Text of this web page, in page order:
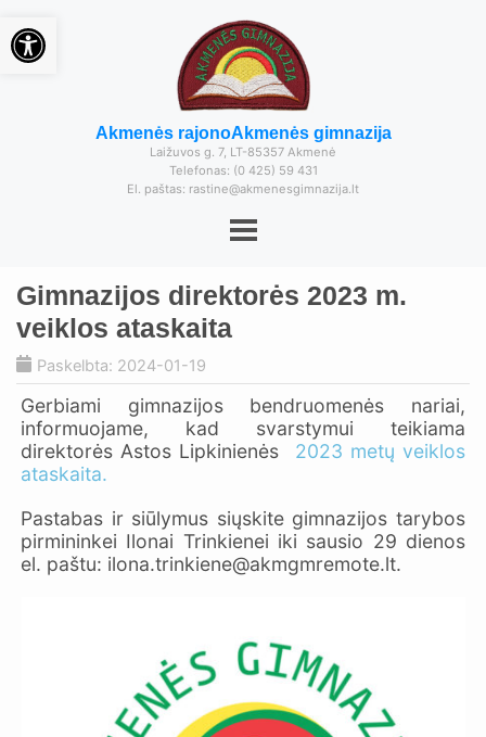
Akmenės rajonoAkmenės gimnazija
Laižuvos g. 7, LT-85357 Akmenė
Telefonas: (0 425) 59 431
El. paštas: rastine@akmenesgimnazija.lt
Gimnazijos direktorės 2023 m.
veiklos ataskaita
Paskelbta: 2024-01-19
Gerbiami gimnazijos bendruomenės nariai,
informuojame, kad svarstymui teikiama
direktorės Astos Lipkinienės
2023 metų veiklos
ataskaita.
Pastabas ir siūlymus siųskite gimnazijos tarybos
pirmininkei Ilonai Trinkienei iki sausio 29 dienos
el. paštu: ilona.trinkiene@akmgmremote.lt.
Open toolbar